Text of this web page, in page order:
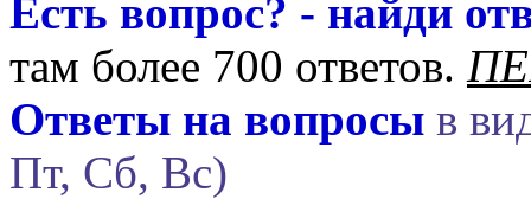
Есть вопрос? - найди
там более 700 ответов.
Ответы на вопросы в
Пт, Сб, Вс)